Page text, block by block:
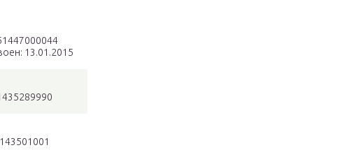
13.01.2015
143501001